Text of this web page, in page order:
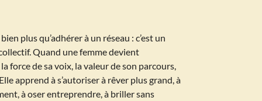
plus qu’adhérer à un réseau : c’est un
Quand une femme devient
force de sa voix, la valeur de son parcours,
apprend à s’autoriser à rêver plus grand, à
à oser entreprendre, à briller sans